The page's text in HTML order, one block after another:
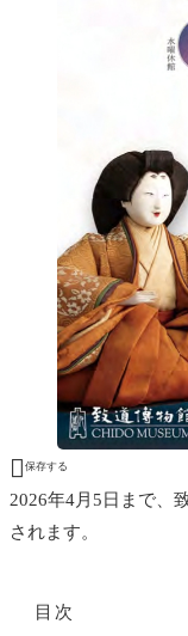
 保存する
2026年4月5日まで、
されます。
目次